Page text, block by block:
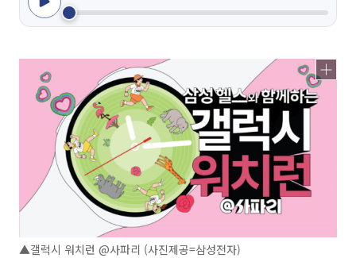
▲갤럭시 워치런 @사파리 (사진제공=삼성전자)